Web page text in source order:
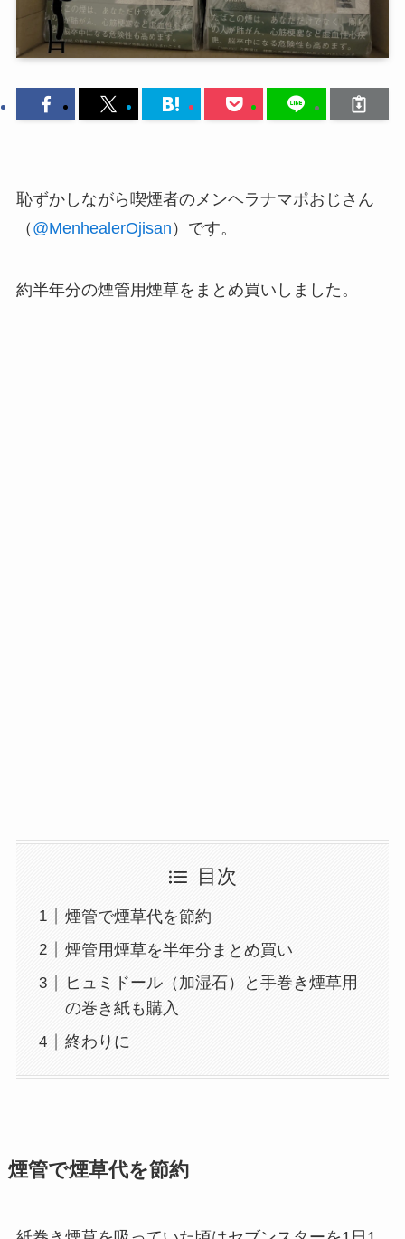
恥ずかしながら喫煙者のメンヘラナマポおじさん
（ @MenhealerOjisan ）です。
約半年分の煙管用煙草をまとめ買いしました。
目次
煙管で煙草代を節約
煙管用煙草を半年分まとめ買い
ヒュミドール（加湿石）と手巻き煙草用
の巻き紙も購入
終わりに
煙管で煙草代を節約